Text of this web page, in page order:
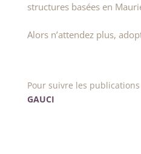
structures basées en
Alors n’attendez plus,
Pour suivre les publications
GAUCI